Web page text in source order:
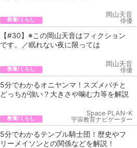
教養/くらし
岡山天音
俳優
【#30】※この岡山天音はフィクション
です。／眠れない夜に限っては
教養/くらし
岡山天音
俳優
5分でわかるオニヤンマ！スズメバチと
どっちが強い？大きさや噛む力等を解説
教養/くらし
Space PLAN-K
宇宙教育ナビゲーター
5分でわかるテンプル騎士団！歴史やフ
リーメイソンとの関係などを解説！